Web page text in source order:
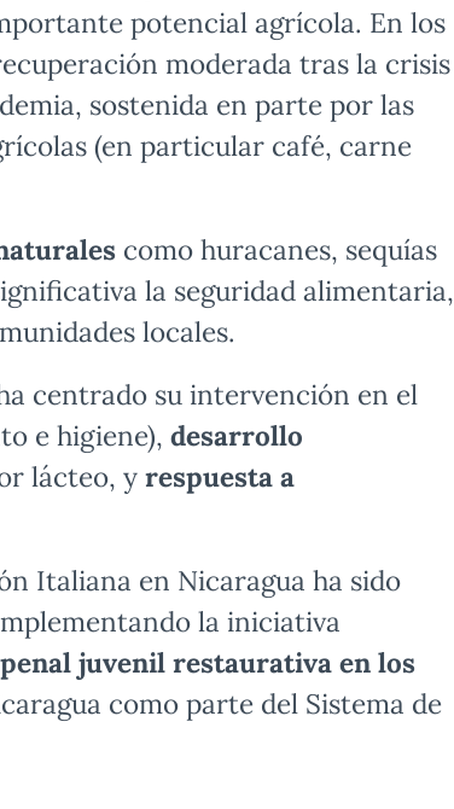
potencial agrícola. En los
moderada tras la crisis
sostenida en parte por las
(en particular café, carne
como huracanes, sequías
la seguridad alimentaria,
locales.
centrado su intervención en el
e higiene), desarrollo
lácteo, y respuesta a
Italiana en Nicaragua ha sido
la iniciativa
juvenil restaurativa en los
como parte del Sistema de